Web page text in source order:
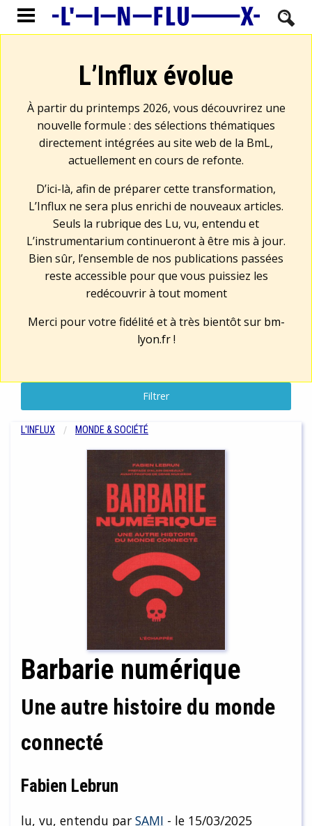
L’Influx évolue
À partir du printemps 2026, vous découvrirez une
nouvelle formule : des sélections thématiques
directement intégrées au site web de la BmL,
actuellement en cours de refonte.
D’ici-là, afin de préparer cette transformation,
L’Influx ne sera plus enrichi de nouveaux articles.
Seuls la rubrique des Lu, vu, entendu et
L’instrumentarium continueront à être mis à jour.
Bien sûr, l’ensemble de nos publications passées
reste accessible pour que vous puissiez les
redécouvrir à tout moment
Merci pour votre fidélité et à très bientôt sur bm-
lyon.fr!
Filtrer
L'INFLUX MONDE & SOCIÉTÉ
Barbarie numérique
Une autre histoire du monde
connecté
Fabien Lebrun
lu, vu, entendu par SAMI - le 15/03/2025